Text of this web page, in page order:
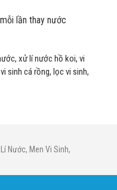
lần thay nước
xử lí nước hồ koi, vi
sinh cá rồng, lọc vi sinh,
Nước, Men Vi Sinh,